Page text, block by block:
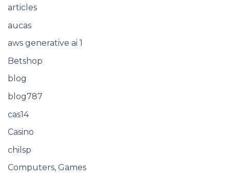
articles
aucas
aws generative ai 1
Betshop
blog
blog787
cas14
Casino
chilsp
Computers, Games